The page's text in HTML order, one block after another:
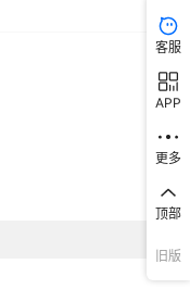
客服
APP
更多
顶部
旧版